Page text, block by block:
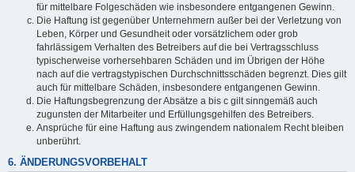
für mittelbare Folgeschäden wie insbesondere entgangenen Gewinn.
Die Haftung ist gegenüber Unternehmern außer bei der Verletzung von
Leben, Körper und Gesundheit oder vorsätzlichem oder grob
fahrlässigem Verhalten des Betreibers auf die bei Vertragsschluss
typischerweise vorhersehbaren Schäden und im Übrigen der Höhe
nach auf die vertragstypischen Durchschnittsschäden begrenzt. Dies gilt
auch für mittelbare Schäden, insbesondere entgangenen Gewinn.
Die Haftungsbegrenzung der Absätze a bis c gilt sinngemäß auch
zugunsten der Mitarbeiter und Erfüllungsgehilfen des Betreibers.
Ansprüche für eine Haftung aus zwingendem nationalem Recht bleiben
unberührt.
6. ÄNDERUNGSVORBEHALT